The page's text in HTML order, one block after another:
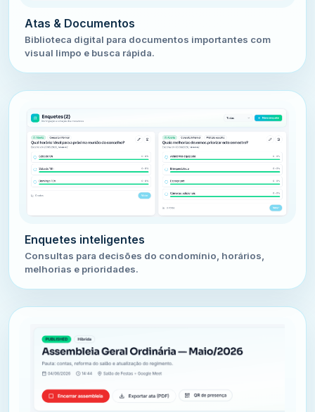
Atas & Documentos
Biblioteca digital para documentos importantes com
visual limpo e busca rápida.
Enquetes inteligentes
Consultas para decisões do condomínio, horários,
melhorias e prioridades.